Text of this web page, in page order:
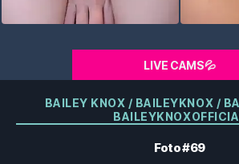
LIVE CAMS💦
BAILEY KNOX / BAILEYKNOX /
Foto #69